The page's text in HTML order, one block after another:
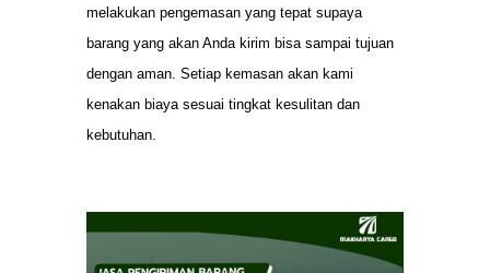
melakukan pengemasan yang tepat supaya
barang yang akan Anda kirim bisa sampai tujuan
dengan aman. Setiap kemasan akan kami
kenakan biaya sesuai tingkat kesulitan dan
kebutuhan.